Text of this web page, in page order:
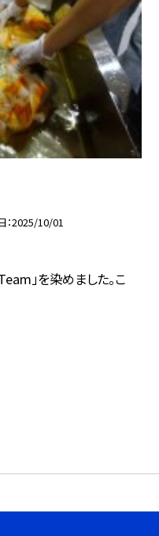
2025/10/01
」を染めました。こ